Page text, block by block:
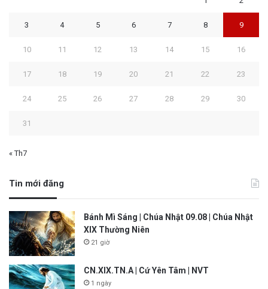
3 4 5 6 7 8 9
10 11 12 13 14 15 16
17 18 19 20 21 22 23
24 25 26 27 28 29 30
31
« Th7
Tin mới đăng
Bánh Mì Sáng | Chúa Nhật 09.08 | Chúa Nhật
XIX Thường Niên
21 giờ
CN.XIX.TN.A | Cứ Yên Tâm | NVT
1 ngày